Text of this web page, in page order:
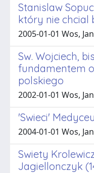
Stanislaw
który nie chcial
2005-01-01 Wos,
Sw. Wojciech,
fundamentem
polskiego
2002-01-01 Wos,
'Swieci'
2004-01-01 Wos,
Swiety
Jagiellonczyk